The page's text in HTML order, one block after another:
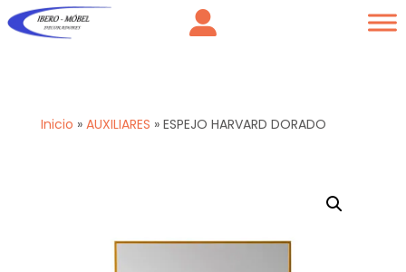
Inicio » AUXILIARES » ESPEJO HARVARD DORADO